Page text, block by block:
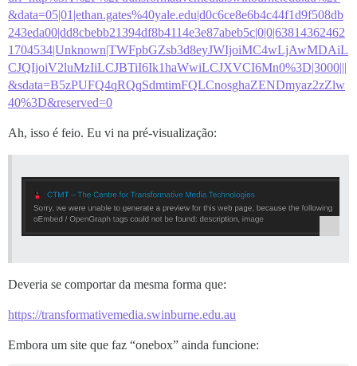
&data=05|01|ethan.gates%40yale.edu|d0c6ce8e6b4c44f1d9f508db
243eda00|dd8cbebb21394df8b4114e3e87abeb5c|0|0|63814362462
1704534|Unknown|TWFpbGZsb3d8eyJWIjoiMC4wLjAwMDAiL
CJQIjoiV2luMzIiLCJBTiI6Ik1haWwiLCJXVCI6Mn0%3D|3000|||
&sdata=B5zPUFQ4qRQqSdmtimFQLCnosghaZENDmyaz2zZlw
40%3D&reserved=0
Ah, isso é feio. Eu vi na pré-visualização:
Deveria se comportar da mesma forma que:
https://transformativemedia.swinburne.edu.au
Embora um site que faz “onebox” ainda funcione: